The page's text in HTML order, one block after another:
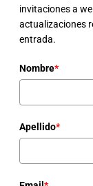
invitaciones a
actualizaciones
entrada.
Nombre*
Apellido*